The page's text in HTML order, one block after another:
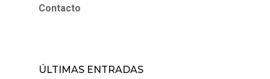
Contacto
ÚLTIMAS ENTRADAS